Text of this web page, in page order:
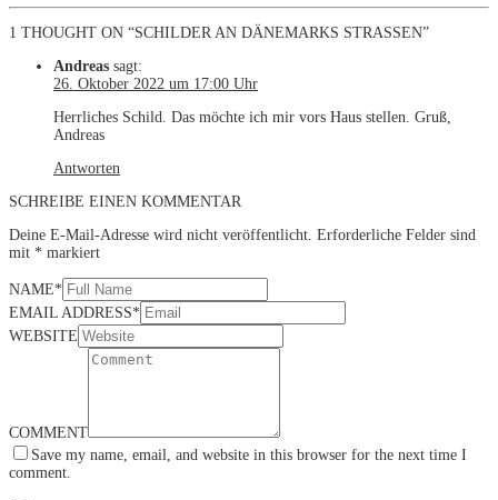
1 THOUGHT ON “SCHILDER AN DÄNEMARKS STRASSEN”
Andreas sagt:
26. Oktober 2022 um 17:00 Uhr
Herrliches Schild. Das möchte ich mir vors Haus stellen. Gruß,
Andreas
Antworten
SCHREIBE EINEN KOMMENTAR
Deine E-Mail-Adresse wird nicht veröffentlicht. Erforderliche Felder sind
mit * markiert
NAME*
EMAIL ADDRESS*
WEBSITE
COMMENT
Save my name, email, and website in this browser for the next time I
comment.